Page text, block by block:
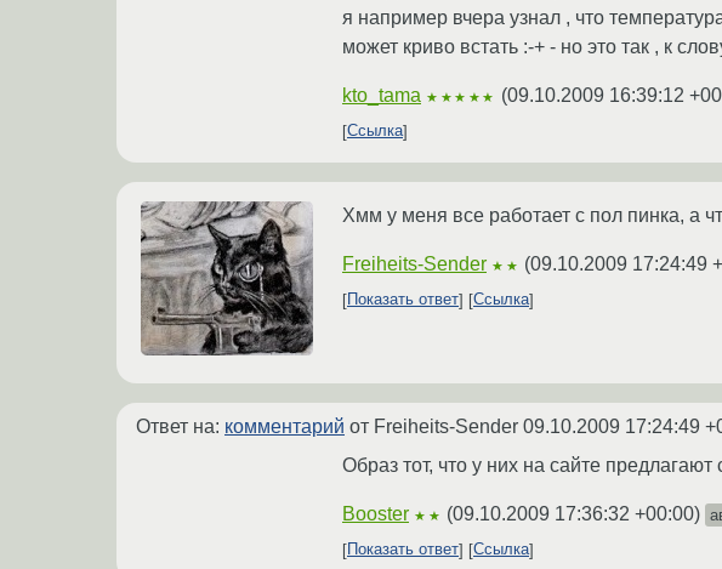
я например вчера узнал , что
может криво встать :-+ - но это так , к
kto_tama ★★★★★ (09.10.2009 16:39:12
Ссылка
Хмм у меня все работает с пол пинка, а
Freiheits-Sender ★★ (09.10.2009 17:24:49
Показать ответ Ссылка
Ответ на: комментарий от Freiheits-Sender 09.10.2009 17:24:49
Образ тот, что у них на сайте предлагают
Booster ★★ (09.10.2009 17:36:32 +00:00)
Показать ответ
Ссылка